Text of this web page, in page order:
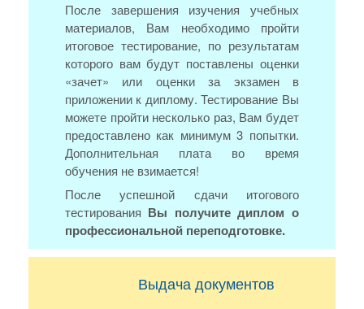
После завершения изучения учебных
материалов, Вам необходимо пройти
итоговое тестирование, по результатам
которого вам будут поставлены оценки
«зачет» или оценки за экзамен в
приложении к диплому. Тестирование Вы
можете пройти несколько раз, Вам будет
предоставлено как минимум 3 попытки.
Дополнительная плата во время
обучения не взимается!
После успешной сдачи итогового
тестирования Вы получите диплом о
профессиональной переподготовке.
Выдача документов